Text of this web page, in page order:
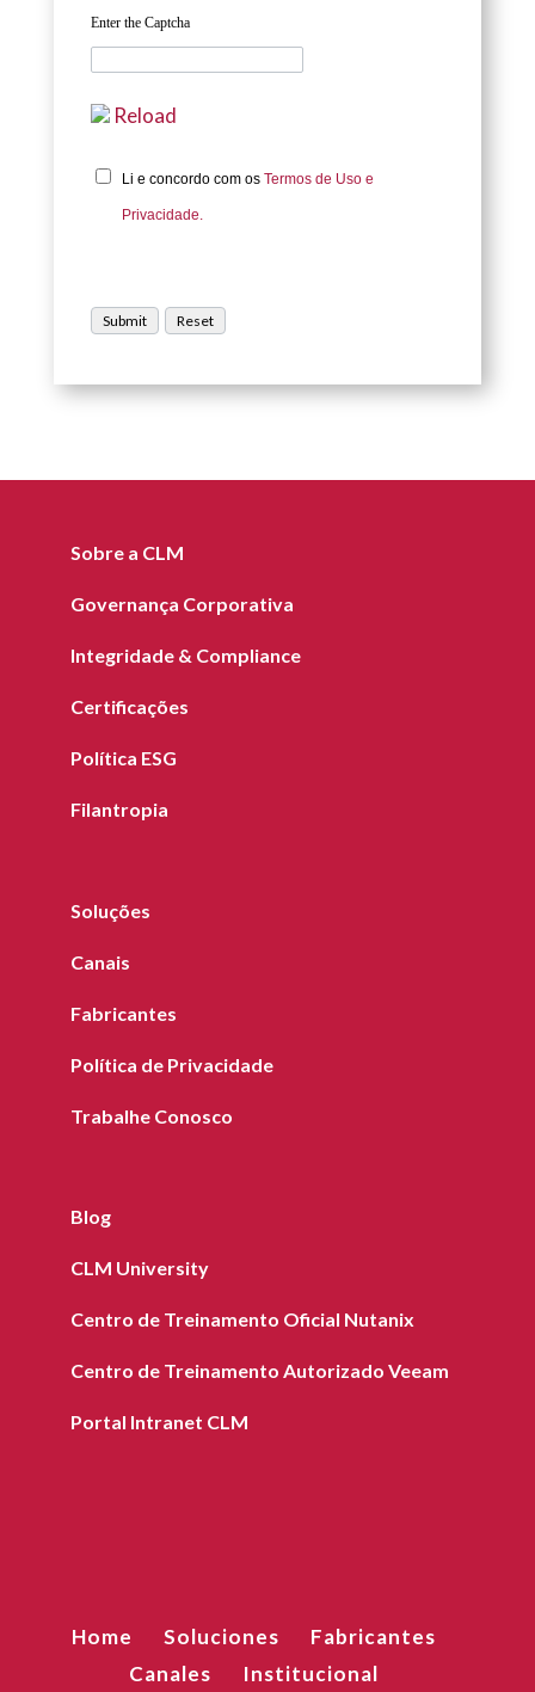
Enter the Captcha
Reload
Li e concordo com os Termos de Uso e
Privacidade.
Sobre a CLM
Governança Corporativa
Integridade & Compliance
Certificações
Política ESG
Filantropia
Soluções
Canais
Fabricantes
Política de Privacidade
Trabalhe Conosco
Blog
CLM University
Centro de Treinamento Oficial Nutanix
Centro de Treinamento Autorizado Veeam
Portal Intranet CLM
Home Soluciones
Fabricantes
Canales
Institucional